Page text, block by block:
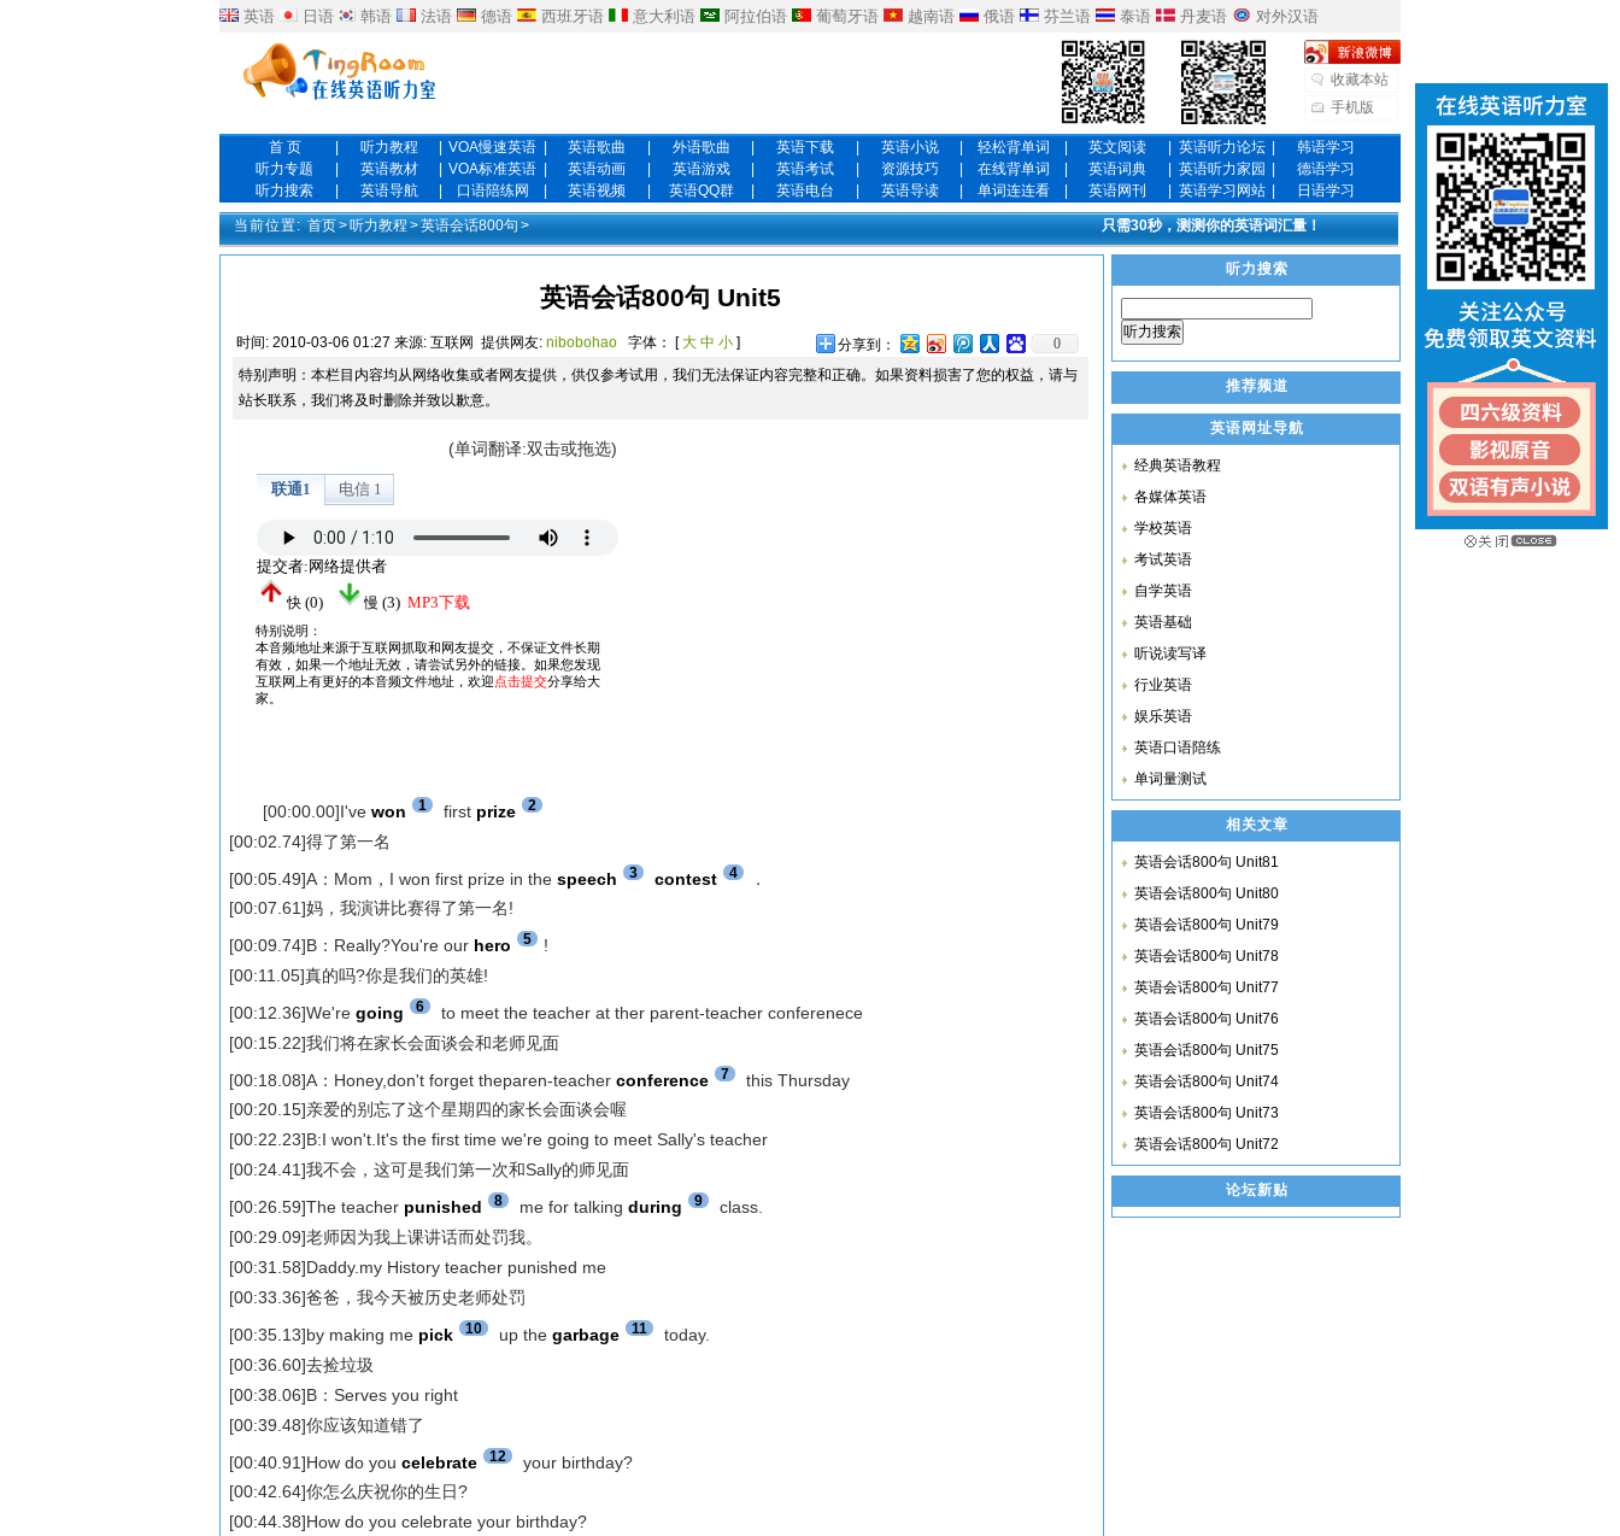
英语 日语 韩语 法语 德语 西班牙语 意大利语 阿拉伯语 葡萄牙语 越南语 俄语 芬兰语 泰语 丹麦语 对外汉语
收藏本站
手机版
首 页 听力教程 VOA慢速英语 英语歌曲 外语歌曲 英语下载 英语小说 轻松背单词 英文阅读 英语听力论坛
韩语学习
听力专题
英语教材 VOA标准英语 英语动画 英语游戏 英语考试 资源技巧 在线背单词 英语词典 英语听力家园
德语学习
听力搜索
英语导航 口语陪练网 英语视频 英语QQ群 英语电台 英语导读 单词连连看 英语网刊 英语学习网站 日语学习
当前位置: 首页>听力教程 >英语会话800句 > 只需30秒，测测你的英语词汇量！
英语会话800句 Unit5
时间: 2010-03-06 01:27 来源: 互联网 提供网友: nibobohao 字体： [大 中 小 ] 分享到：
0
特别声明：本栏目内容均从网络收集或者网友提供，供仅参考试用，我们无法保证内容完整和正确。如果资料损害了您的权益，请与
站长联系，我们将及时删除并致以歉意。
(单词翻译:双击或拖选)
[00:00.00]I'vewon 1 first prize 2
[00:02.74]得了第一名
[00:05.49]A：Mom，I won first prize in thespeech 3 contest 4
．
[00:07.61]妈，我演讲比赛得了第一名!
[00:09.74]B：Really?You're our hero 5
!
[00:11.05]真的吗?你是我们的英雄!
[00:12.36]We'regoing 6
to meet the teacher at ther parent-teacher conferenece
[00:15.22]我们将在家长会面谈会和老师见面
[00:18.08]A：Honey,don't forget theparen-teacherconference 7
this Thursday
[00:20.15]亲爱的别忘了这个星期四的家长会面谈会喔
[00:22.23]B:I won't.It's the first time we're going to meet Sally's teacher
[00:24.41]我不会，这可是我们第一次和Sally的师见面
[00:26.59]The teacher punished 8 me for talkingduring 9
class.
[00:29.09]老师因为我上课讲话而处罚我。
[00:31.58]Daddy.my History teacher punished me
[00:33.36]爸爸，我今天被历史老师处罚
[00:35.13]by making me pick 10 up thegarbage 11
today.
[00:36.60]去捡垃圾
[00:38.06]B：Serves you right
[00:39.48]你应该知道错了
[00:40.91]How do youcelebrate 12
your birthday?
[00:42.64]你怎么庆祝你的生日?
[00:44.38]How do you celebrate your birthday?
听力搜索
听力搜索
推荐频道
英语网址导航
经典英语教程
各媒体英语
学校英语
考试英语
自学英语
英语基础
听说读写译
行业英语
娱乐英语
英语口语陪练
单词量测试
相关文章
英语会话800句 Unit81
英语会话800句 Unit80
英语会话800句 Unit79
英语会话800句 Unit78
英语会话800句 Unit77
英语会话800句 Unit76
英语会话800句 Unit75
英语会话800句 Unit74
英语会话800句 Unit73
英语会话800句 Unit72
论坛新贴